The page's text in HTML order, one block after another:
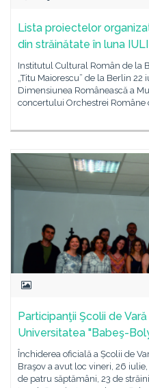
Lista proiectelor
din străinătate în luna
Institutul Cultural Român de la
„Titu Maiorescu” de la Berlin
Dimensiunea Românească a
concertului Orchestrei Române
Participanţii Şcolii de
Universitatea "Babeş-
Închiderea oficială a Școlii de
Braşov a avut loc vineri, 26
de patru săptămâni, 23 de